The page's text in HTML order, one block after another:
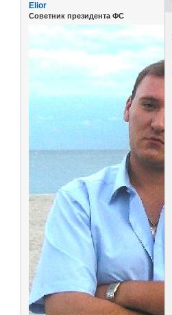
Elior
Советник президента ФС